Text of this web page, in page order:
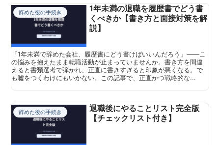
辞めた後の手続き
1年未満の退職を履歴書でどう書
くべきか【書き方と面接対策を解
説】
「1年未満で辞めた会社、履歴書にどう書けばいいんだろう」——こ
の悩みを抱えたまま転職活動が止まっていませんか。書き方を間違
えると書類選考で弾かれ、正直に書きすぎると印象が悪くなる。で
も嘘をつくわけにもいかない。この記事で、正直かつ戦略的な...
辞めた後の手続き
退職後にやることリスト完全版
【チェックリスト付き】